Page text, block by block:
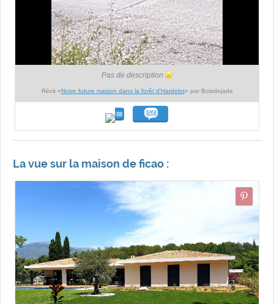
Pas de description
Récit «Notre future maison dans la forêt d'Hardelot» par Boisdejade
La vue sur la maison de ficao :